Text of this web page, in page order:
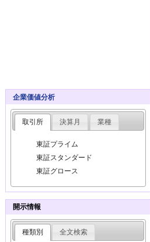
企業価値分析
取引所 決算月 業種
東証プライム
東証スタンダード
東証グロース
開示情報
種類別 全文検索